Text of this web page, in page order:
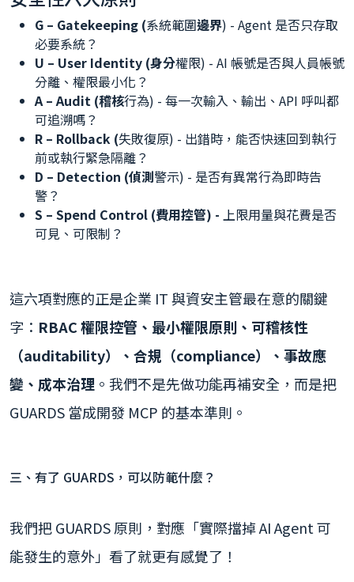
G – Gatekeeping (系統範圍邊界) - Agent 是否只存取
必要系統？
U – User Identity (身分權限) - AI 帳號是否與人員帳號
分離、權限最小化？
A – Audit (稽核行為) - 每一次輸入、輸出、API 呼叫都
可追溯嗎？
R – Rollback (失敗復原) - 出錯時，能否快速回到執行
前或執行緊急隔離？
D – Detection (偵測警示) - 是否有異常行為即時告
警？
S – Spend Control (費用控管) - 上限用量與花費是否
可見、可限制？
這六項對應的正是企業 IT 與資安主管最在意的關鍵
字： RBAC 權限控管、最小權限原則、可稽核性
（auditability）、合規（compliance）、事故應
變、成本治理 。我們不是先做功能再補安全，而是把
GUARDS 當成開發 MCP 的基本準則。
三、有了 GUARDS，可以防範什麼？
我們把 GUARDS 原則，對應「實際擋掉 AI Agent 可
能發生的意外」看了就更有感覺了！